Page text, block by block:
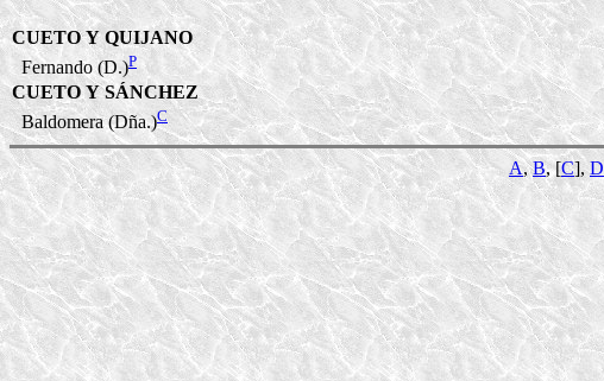
CUETO Y QUIJANO
Fernando (D.)P
CUETO Y SÁNCHEZ
Baldomera (Dña.)C
A,B, [C],D